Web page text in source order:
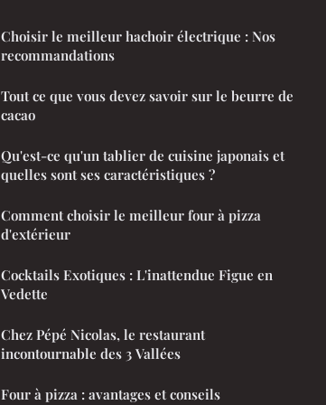
Choisir le meilleur hachoir électrique : Nos
recommandations
Tout ce que vous devez savoir sur le beurre de
cacao
Qu'est-ce qu'un tablier de cuisine japonais et
quelles sont ses caractéristiques ?
Comment choisir le meilleur four à pizza
d'extérieur
Cocktails Exotiques : L'inattendue Figue en
Vedette
Chez Pépé Nicolas, le restaurant
incontournable des 3 Vallées
Four à pizza : avantages et conseils